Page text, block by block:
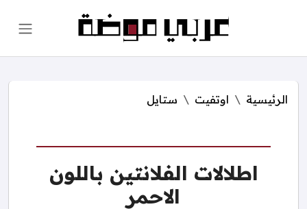
الرئيسية اوتفيت ستايل
اطلالات الفلانتين باللون
الاحمر